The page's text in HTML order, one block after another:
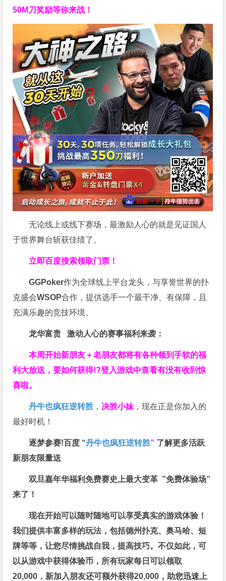
50M刀奖励等你来战！
无论线上或线下赛场，最激励人心的就是见证国人
于世界舞台斩获佳绩了。
立即百度搜索领取门票！
GGPoker作为全球线上平台龙头，与享誉世界的扑
克盛会WSOP合作，提供选手一个最干净、有保障，且
充满乐趣的竞技环境。
龙华富贵 激动人心的赛事福利来袭：
本周开始新朋友＋老朋友都将有各种领到手软的福
利大放送，要如何获得!?登入游戏中查看有没有收到惊
喜啦。
丹牛也疯狂逆转胜 ， 决胜小妹 ，现在正是你加入的
最好时机！
逐梦参赛!百度 “丹牛也疯狂逆转胜” 了解更多活跃
新朋友限量送
双旦嘉年华福利免费赛史上最大变革 ”免费体验场”
来了！
现在开始可以随时随地可以享受真实的游戏体验！
我们提供丰富多样的玩法，包括德州扑克、奥马哈、短
牌等等，让您尽情挑战自我，提高技巧。不仅如此，可
以从游戏中获得体验币，所有玩家每日可以领取
20,000，新加入朋友还可额外获得20,000，助您迅速上